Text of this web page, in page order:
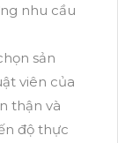
nhu cầu
sản
viên của
thận và
độ thực